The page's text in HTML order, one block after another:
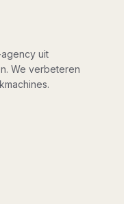
uit
We verbeteren